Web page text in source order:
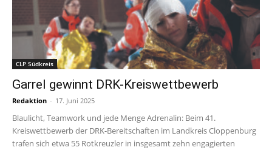
CLP Südkreis
Garrel gewinnt DRK-Kreiswettbewerb
Redaktion - 17. Juni 2025
Blaulicht, Teamwork und jede Menge Adrenalin: Beim 41.
Kreiswettbewerb der DRK-Bereitschaften im Landkreis Cloppenburg
trafen sich etwa 55 Rotkreuzler in insgesamt zehn engagierten